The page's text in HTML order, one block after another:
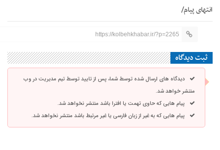
انتهای پیام/
https://kolbehkhabar.ir/?p=2265
ثبت دیدگاه
دیدگاه های ارسال شده توسط شما، پس از تایید توسط تیم مدیریت در وب
منتشر خواهد شد.
پیام هایی که حاوی تهمت یا افترا باشد منتشر نخواهد شد.
پیام هایی که به غیر از زبان فارسی یا غیر مرتبط باشد منتشر نخواهد شد.